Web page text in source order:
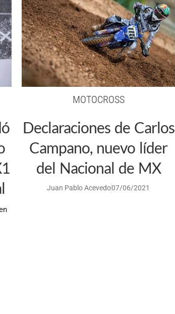
MOTOCROSS
Declaraciones de Carlos
Campano, nuevo líder
del Nacional de MX
Juan Pablo Acevedo07/06/2021